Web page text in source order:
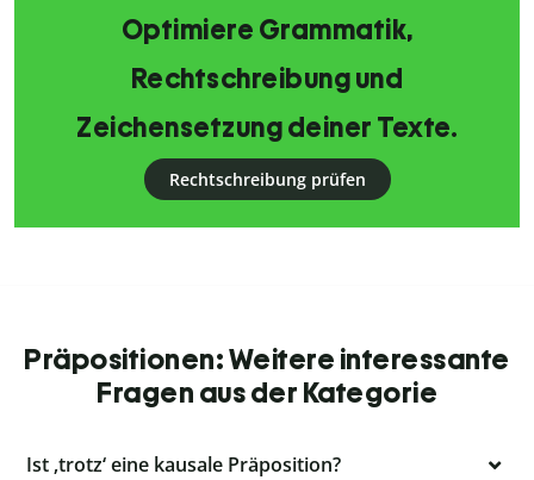
Optimiere Grammatik,
Rechtschreibung und
Zeichensetzung deiner Texte.
Rechtschreibung prüfen
Präpositionen: Weitere interessante
Fragen aus der Kategorie
Ist ‚trotz‘ eine kausale Präposition?